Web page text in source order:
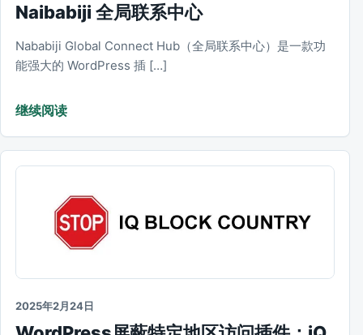
Naibabiji 全局联系中心
Nababiji Global Connect Hub（全局联系中心）是一款功
能强大的 WordPress 插 […]
继续阅读
2025年2月24日